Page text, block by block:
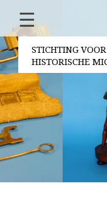
☰
STICHTING VOOR
HISTORISCHE